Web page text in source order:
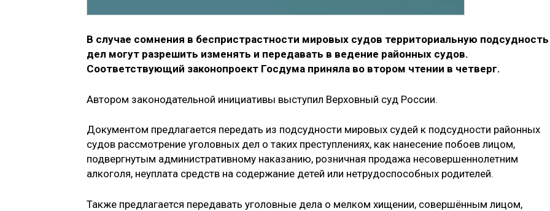
В случае сомнения в беспристрастности мировых судов территориальную подсудность
дел могут разрешить изменять и передавать в ведение районных судов.
Соответствующий законопроект Госдума приняла во втором чтении в четверг.
Автором законодательной инициативы выступил Верховный суд России.
Документом предлагается передать из подсудности мировых судей к подсудности районных
судов рассмотрение уголовных дел о таких преступлениях, как нанесение побоев лицом,
подвергнутым административному наказанию, розничная продажа несовершеннолетним
алкоголя, неуплата средств на содержание детей или нетрудоспособных родителей.
Также предлагается передавать уголовные дела о мелком хищении, совершённым лицом,